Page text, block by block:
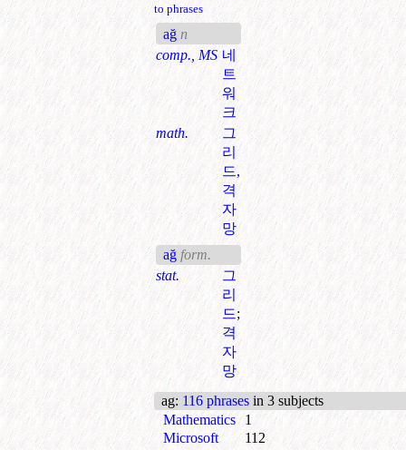
to phrases
ağ n
comp., MS 네
트
워
크
math.
그
리
드,
격
자
망
ağ form.
stat.
그
리
드;
격
자
망
ag: 116 phrases in 3 subjects
Mathematics
1
Microsoft
112